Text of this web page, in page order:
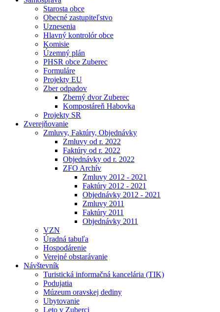
Starosta obce
Obecné zastupiteľstvo
Uznesenia
Hlavný kontrolór obce
Komisie
Územný plán
PHSR obce Zuberec
Formuláre
Projekty EU
Zber odpadov
Zberný dvor Zuberec
Kompostáreň Habovka
Projekty SR
Zverejňovanie
Zmluvy, Faktúry, Objednávky
Zmluvy od r. 2022
Faktúry od r. 2022
Objednávky od r. 2022
ZFO Archív
Zmluvy 2012 - 2021
Faktúry 2012 - 2021
Objednávky 2012 - 2021
Zmluvy 2011
Faktúry 2011
Objednávky 2011
VZN
Úradná tabuľa
Hospodárenie
Verejné obstarávanie
Návštevník
Turistická informačná kancelária (TIK)
Podujatia
Múzeum oravskej dediny
Ubytovanie
Leto v Zuberci